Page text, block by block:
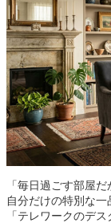
「毎日過ごす部屋
自分だけの特別な一
「テレワークのデ